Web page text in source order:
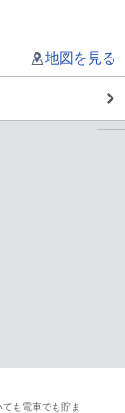
地図を見る
も電車でも貯ま